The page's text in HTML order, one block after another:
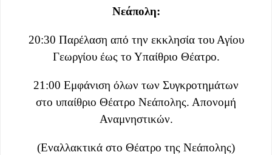
Νεάπολη:
20:30 Παρέλαση από την εκκλησία του Αγίου
Γεωργίου έως το Υπαίθριο Θέατρο.
21:00 Εμφάνιση όλων των Συγκροτημάτων
στο υπαίθριο Θέατρο Νεάπολης. Απονομή
Αναμνηστικών.
(Εναλλακτικά στο Θέατρο της Νεάπολης)